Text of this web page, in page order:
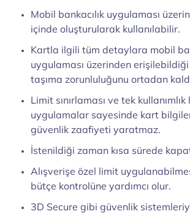
Mobil bankacılık uygulaması
içinde oluşturularak kullanılabilir.
Kartla ilgili tüm detaylara mobil
uygulaması üzerinden
taşıma zorunluluğunu ortadan
Limit sınırlaması ve tek
uygulamalar sayesinde kart
güvenlik zaafiyeti yaratmaz.
İstenildiği zaman kısa sürede
Alışverişe özel limit
bütçe kontrolüne yardımcı olur.
3D Secure gibi güvenlik